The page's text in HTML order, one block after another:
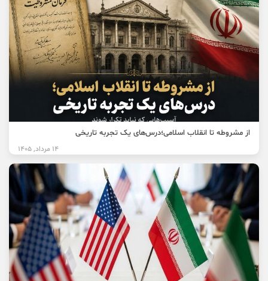
از مشروطه تا انقلاب اسلامی؛درس‌های یک تجربه تاریخی
14 مرداد, 1405